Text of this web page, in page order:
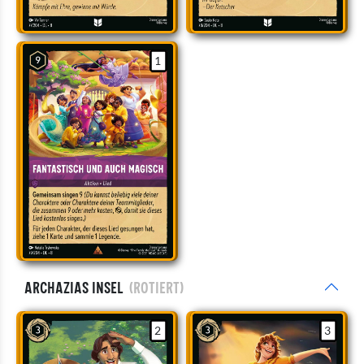
1
Archazias Insel (rotiert)
2 3